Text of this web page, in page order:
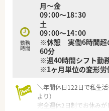
勤務
時間
月～金
09：00～18：30
土
09：00～14：00
※休憩 実働6時間超
60分
※週40時間シフト勤
※1ヶ月単位の変形労
＼年間休日122日で私生
より）
完全週休2日制でお休みが